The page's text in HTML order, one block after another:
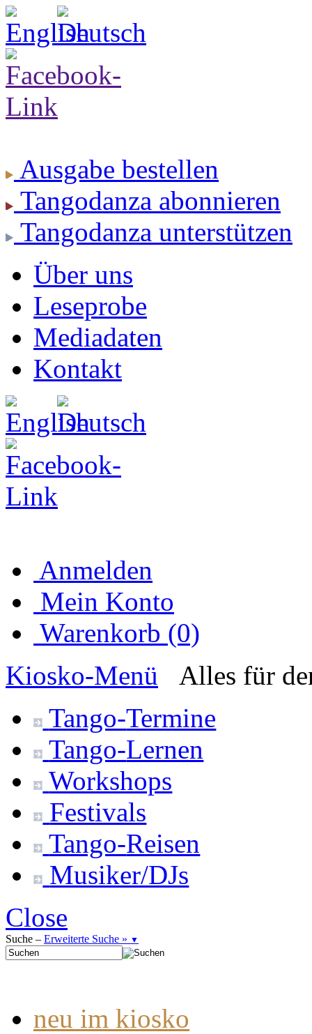
Ausgabe bestellen
Tangodanza abonnieren
Tangodanza unterstützen
Über uns
Leseprobe
Mediadaten
Kontakt
Anmelden
Mein Konto
Warenkorb (0)
Kiosko-Menü
Alles für
Tango-Termine
Tango-Lernen
Workshops
Festivals
Tango-Reisen
Musiker/DJs
Close
Suche – Erweiterte Suche » ▼
neu im kiosko